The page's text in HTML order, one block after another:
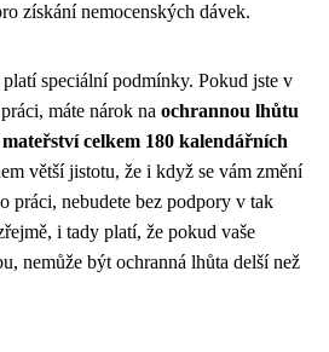
získání nemocenských dávek.
speciální podmínky. Pokud jste v
máte nárok na ochrannou lhůtu
celkem 180 kalendářních
větší jistotu, že i když se vám změní
práci, nebudete bez podpory v tak
i tady platí, že pokud vaše
nemůže být ochranná lhůta delší než